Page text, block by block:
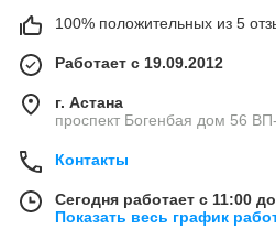
100% положительных из 5
Работает с 19.09.2012
г. Астана
проспект Богенбая дом 56
Контакты
Сегодня работает с 11:00
Показать весь график